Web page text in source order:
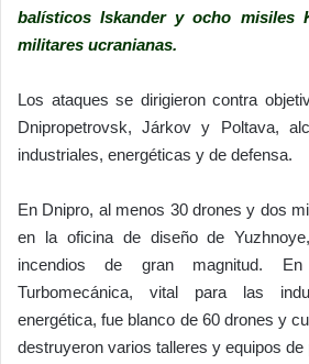
balísticos Iskander y ocho misiles
militares ucranianas.
Los ataques se dirigieron contra
Dnipropetrovsk, Járkov y Poltava,
industriales, energéticas y de defensa.
En Dnipro, al menos 30 drones y dos
en la oficina de diseño de
incendios de gran magnitud.
Turbomecánica, vital para las
energética, fue blanco de 60 drones y
destruyeron varios talleres y equipos de